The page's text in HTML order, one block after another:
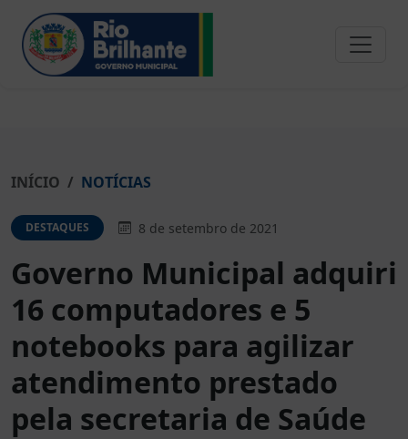
INÍCIO NOTÍCIAS
DESTAQUES 8 de setembro de 2021
Governo Municipal adquiri
16 computadores e 5
notebooks para agilizar
atendimento prestado
pela secretaria de Saúde